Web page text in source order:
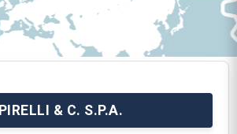
PIRELLI & C. S.P.A.